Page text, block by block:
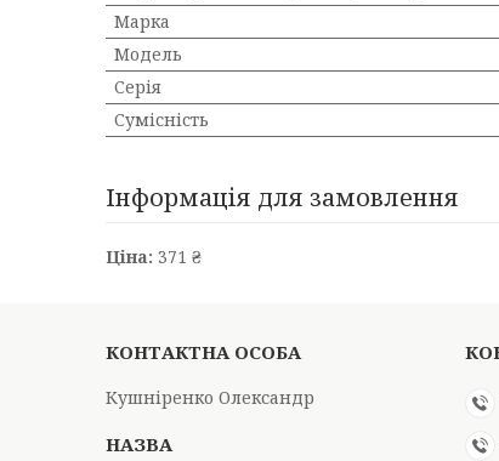
Марка
Мoдель
Серія
Сумісність
Інформація для замовлення
Ціна: 371 ₴
Кушніренко Олександр